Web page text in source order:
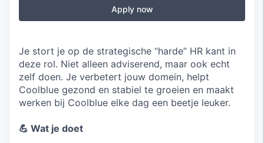
Apply now
Je stort je op de strategische “harde” HR kant in
deze rol. Niet alleen adviserend, maar ook echt
zelf doen. Je verbetert jouw domein, helpt
Coolblue gezond en stabiel te groeien en maakt
werken bij Coolblue elke dag een beetje leuker.
💪 Wat je doet